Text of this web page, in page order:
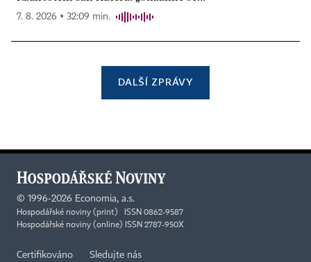
7. 8. 2026 ▪ 32:09 min.
DALŠÍ ZPRÁVY
© 1996-2026 Economia, a.s.
Hospodářské noviny (print) ISSN 0862-9587
Hospodářské noviny (online) ISSN 2787-950X
Certifikováno Sledujte nás